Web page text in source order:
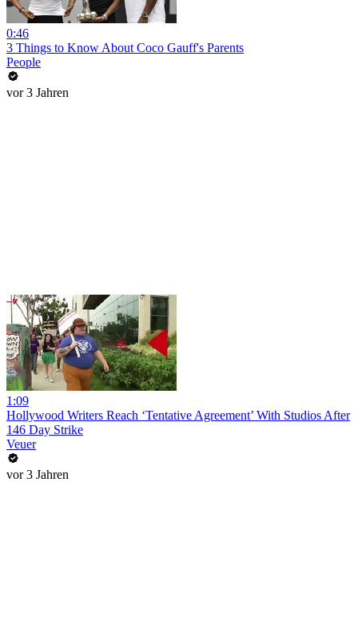
0:46
3 Things to Know About Coco Gauff's Parents
People
vor 3 Jahren
1:09
Hollywood Writers Reach ‘Tentative Agreement’ With Studios After
146 Day Strike
Veuer
vor 3 Jahren